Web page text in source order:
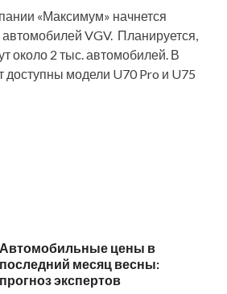
«Максимум» начнется
VGV. Планируется,
около 2 тыс. автомобилей. В
доступны модели U70 Pro и U75
Автомобильные цены в
последний месяц весны:
прогноз экспертов